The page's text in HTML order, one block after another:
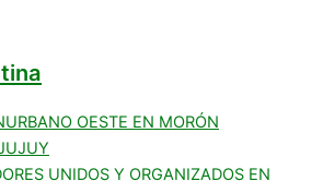
OESTE EN MORÓN
UNIDOS Y ORGANIZADOS EN